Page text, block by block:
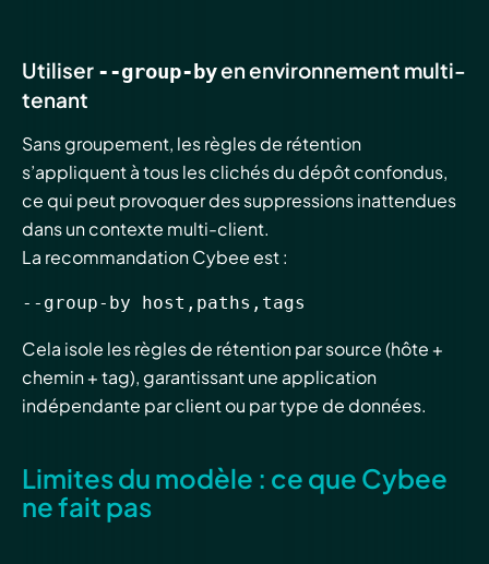
Utiliser --group-byen environnement multi-
tenant
Sans groupement, les règles de rétention
s’appliquent à tous les clichés du dépôt confondus,
ce qui peut provoquer des suppressions inattendues
dans un contexte multi-client.
La recommandation Cybee est :
--group-by host,paths,tags
Cela isole les règles de rétention par source (hôte +
chemin + tag), garantissant une application
indépendante par client ou par type de données.
Limites du modèle : ce que Cybee
ne fait pas